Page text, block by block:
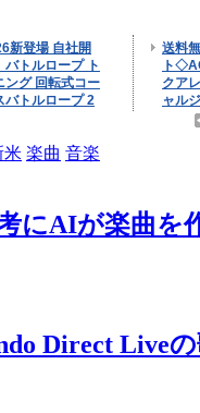
米 楽曲 音楽
にAIが楽曲を
Direct Live